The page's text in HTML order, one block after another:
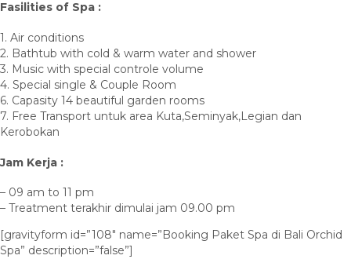
Fasilities of Spa :
1. Air conditions
2. Bathtub with cold & warm water and shower
3. Music with special controle volume
4. Special single & Couple Room
6. Capasity 14 beautiful garden rooms
7. Free Transport untuk area Kuta,Seminyak,Legian dan
Kerobokan
Jam Kerja :
– 09 am to 11 pm
– Treatment terakhir dimulai jam 09.00 pm
[gravityform id=”108″ name=”Booking Paket Spa di Bali Orchid
Spa” description=”false”]